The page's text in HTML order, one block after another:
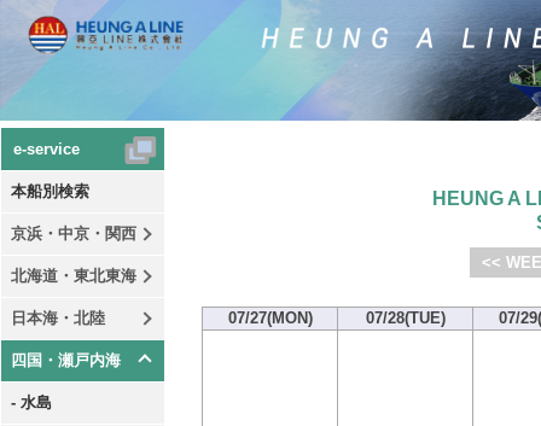
e-service
本船別検索
京浜・中京・関西
北海道・東北東海
日本海・北陸
四国・瀬戸内海
- 水島
HEUNG A
<<
07/27(MON) 07/28(TUE) 07/